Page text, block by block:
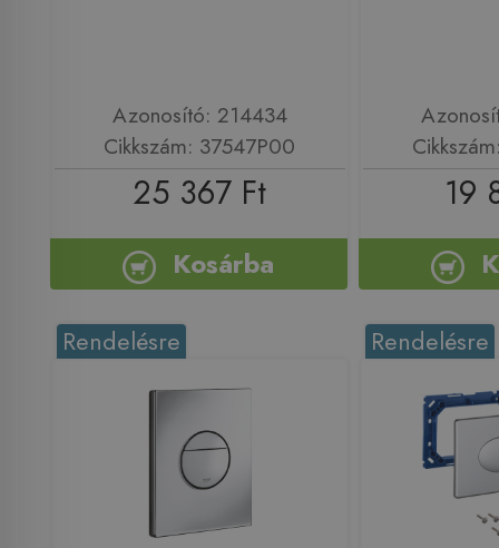
Azonosító: 214434
Cikkszám: 37547P00
25 367 Ft
Kosárba
19
Rendelésre Rendelésre